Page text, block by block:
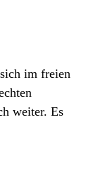
im freien
weiter. Es